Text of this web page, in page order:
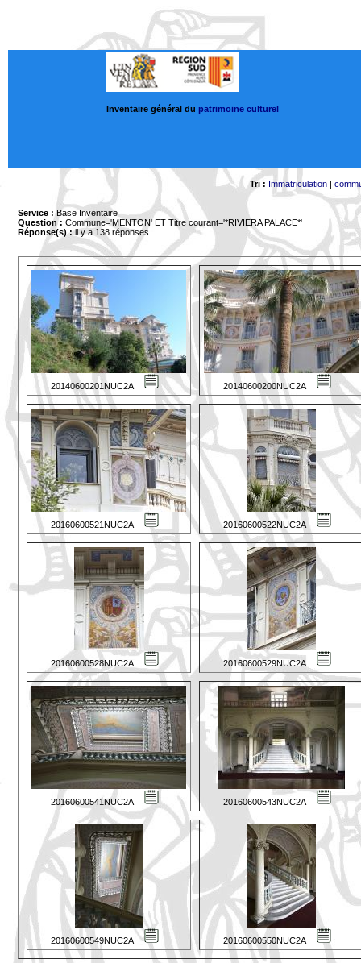
Inventaire général du patrimoine culturel
Tri : Immatriculation|
Service : Base Inventaire
Question : Commune='MENTON' ET Titre courant='*RIVIERA PALACE*'
Réponse(s) :il y a 138 réponses
20140600201NUC2A 20140600200NUC2A
20160600521NUC2A 20160600522NUC2A
20160600528NUC2A 20160600529NUC2A
20160600541NUC2A 20160600543NUC2A
20160600549NUC2A 20160600550NUC2A